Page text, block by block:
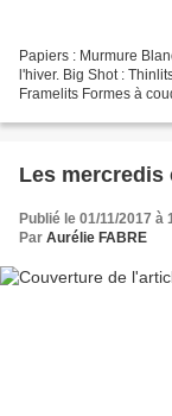
Papiers : Murmure
l'hiver. Big Shot :
Framelits Formes à
Les mercredis
Publié le 01/11/2017 à
Par Aurélie FABRE